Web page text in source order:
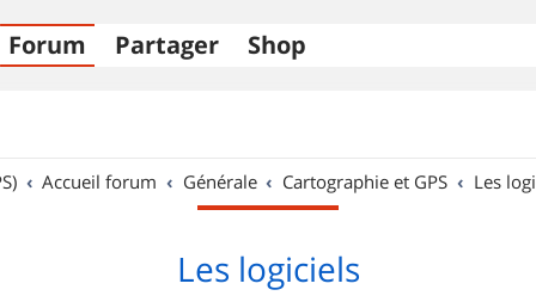
Forum Partager Shop
Accueil forum Générale Cartographie et GPS Les
Les logiciels